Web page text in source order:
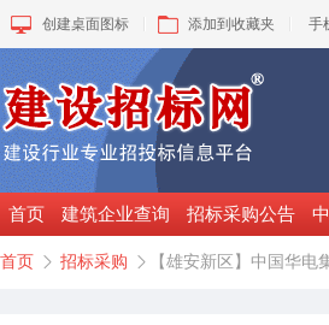
创建桌面图标 添加到收藏夹 手
首页 建筑企业查询 招标采购公告
首页  招标采购  【雄安新区】中国华